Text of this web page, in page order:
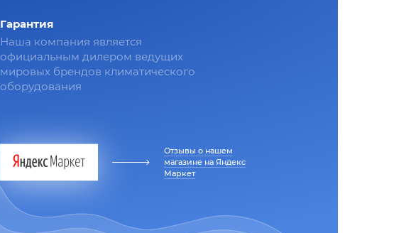
Гарантия
Наша компания является
официальным дилером ведущих
мировых брендов климатического
оборудования
Отзывы о нашем
магазине на Яндекс
Маркет